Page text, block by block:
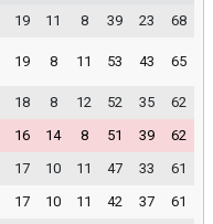
19 11 8 39 23 68
19 8 11 53 43 65
18 8 12 52 35
62
16 14 8 51 39
62
17 10 11 47 33
61
17 10 11 42 37
61